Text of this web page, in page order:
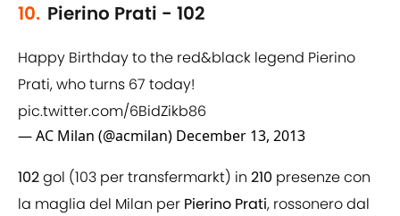
10. Pierino Prati - 102
Happy Birthday to the red&black legend Pierino
Prati, who turns 67 today!
pic.twitter.com/6BidZikb86
— AC Milan (@acmilan) December 13, 2013
102gol (103 per transfermarkt) in 210 presenze con
la maglia del Milan per Pierino Prati, rossonero dal